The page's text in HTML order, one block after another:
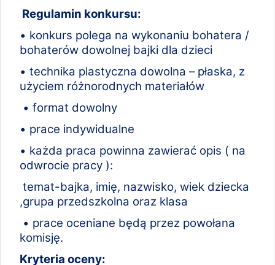
Regulamin konkursu:
• konkurs polega na wykonaniu bohatera /
bohaterów dowolnej bajki dla dzieci
• technika plastyczna dowolna – płaska, z
użyciem różnorodnych materiałów
• format dowolny
• prace indywidualne
• każda praca powinna zawierać opis ( na
odwrocie pracy ):
temat-bajka, imię, nazwisko, wiek dziecka
,grupa przedszkolna oraz klasa
• prace oceniane będą przez powołana
komisję.
Kryteria oceny: